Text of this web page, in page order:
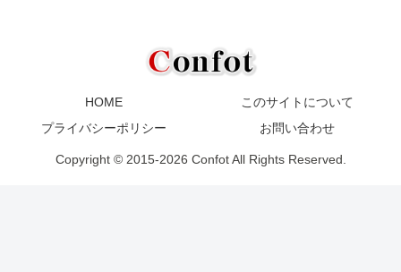
HOME
このサイトについて
プライバシーポリシー
お問い合わせ
Copyright © 2015-2026 Confot All Rights Reserved.